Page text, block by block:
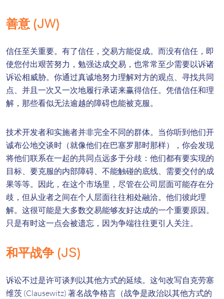
善意 (JW)
信任至关重要。有了信任，交易方能促成。而没有信任，即
使您付出艰苦努力，勉强达成交易，也常常至少需要以诉诸
诉讼相威胁。你通过真诚地努力理解对方的观点、寻找共同
点、并且一次又一次地履行承诺来赢得信任。凭借信任和理
解，那些看似无法逾越的障碍也能被克服。
技术开发者和实施者并非完全不同的群体。当你听到他们开
诚布公地交谈时（就像他们在巴塞罗那时那样），你会发现
将他们联系在一起的共同点远多于分歧：他们都有要实现的
目标、要克服的内部障碍、不能触碰的底线、需要交付的成
果等等。因此，在这个市场里，尽管在公司层面可能存在分
歧，但从业者之间在个人层面往往相处融洽。他们彼此理
解。这很可能是大多数交易能够友好达成的一个重要原因。
只是有时这一点会被遗忘，因为争端往往更引人关注。
和平战争 (JS)
诉讼不过是许可谈判以其他方式的延续。这句改写自克劳塞
维茨 (Clausewitz) 著名战争格言（战争是政治以其他方式的